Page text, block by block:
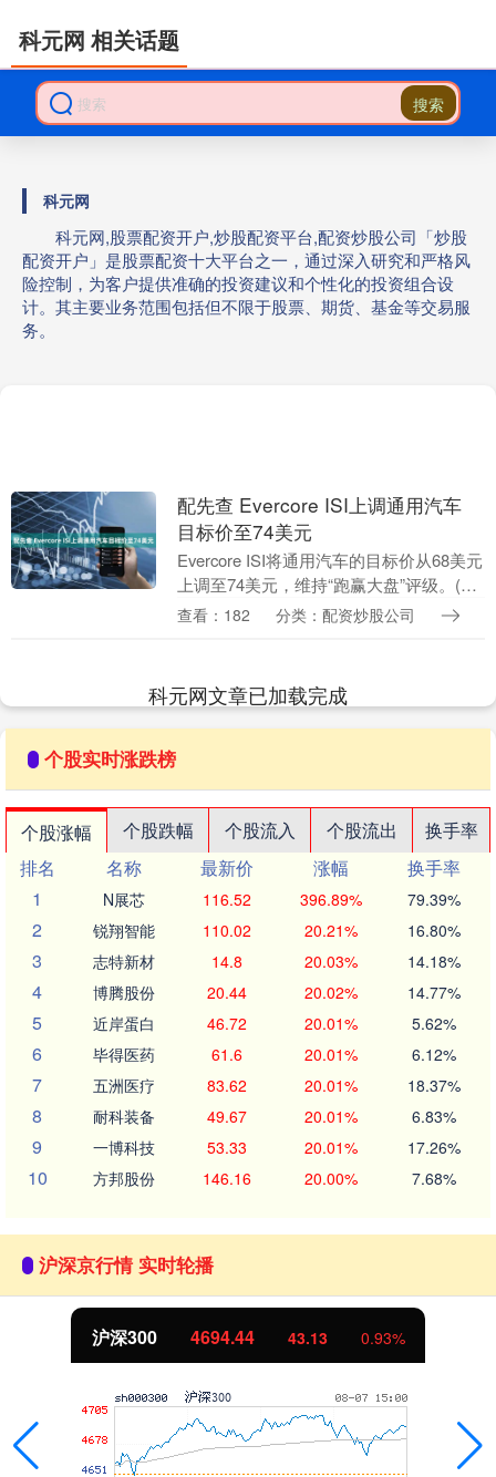
搜索
科元网
科元网,股票配资开户,炒股配资平台,配资炒股公司「炒股
配资开户」是股票配资十大平台之一，通过深入研究和严格风
险控制，为客户提供准确的投资建议和个性化的投资组合设
计。其主要业务范围包括但不限于股票、期货、基金等交易服
务。
科元网 相关话题
配先查 Evercore ISI上调通用汽车
目标价至74美元
Evercore ISI将通用汽车的目标价从68美元
上调至74美元，维持“跑赢大盘”评级。(格
隆汇) 发布于：北京市....
查看：182 分类：配资炒股公司
科元网文章已加载完成
个股实时涨跌榜
个股涨幅 个股跌幅 个股流入 个股流出
换手率
排名
名称 最新价 涨幅
换手率
1
N展芯 116.52 396.89% 79.39%
2 锐翔智能 110.02 20.21% 16.80%
3 志特新材 14.8 20.03% 14.18%
4 博腾股份 20.44 20.02% 14.77%
5 近岸蛋白 46.72 20.01% 5.62%
6 毕得医药 61.6 20.01% 6.12%
7 五洲医疗 83.62 20.01% 18.37%
8 耐科装备 49.67 20.01% 6.83%
9 一博科技 53.33 20.01% 17.26%
10 方邦股份 146.16 20.00% 7.68%
沪深京行情 实时轮播
沪深300 4694.44 43.13 0.93%